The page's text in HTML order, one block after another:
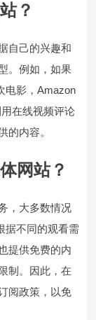
？
自己的兴趣和
。例如，如果
电影，Amazon
在线视频评论
的内容。
网站？
，大多数情况
据不同的观看需
提供免费的内
制。因此，在
阅政策，以免